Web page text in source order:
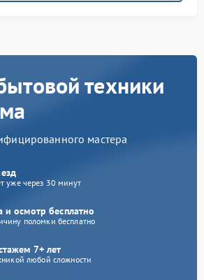
техники
мастера
уже через 30 минут
и осмотр бесплатно
поломки бесплатно
7+ лет
любой сложности